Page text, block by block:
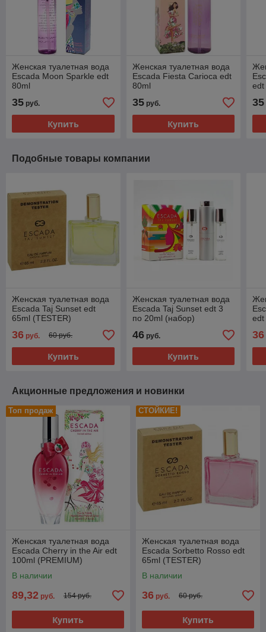
Женская туалетная вода
Escada Moon Sparkle edt
80ml
35 руб.
Купить
Женская туалетная вода
Escada Fiesta Carioca edt
80ml
35руб.
Купить
edt
35
Подобные товары компании
Женская туалетная вода
Escada Taj Sunset edt
65ml (TESTER)
36 руб. 60 руб.
Купить
Женская туалетная вода
Escada Taj Sunset edt 3
по 20ml (набор)
46руб.
Купить
edt
36
Акционные предложения и новинки
Топ продаж
Женская туалетная вода
Escada Cherry in the Air edt
100ml (PREMIUM)
В наличии
89,32 руб. 154 руб.
Купить
СТОЙКИЕ!
Женская туалетная вода
Escada Sorbetto Rosso edt
65ml (TESTER)
В наличии
36 руб. 60 руб.
Купить